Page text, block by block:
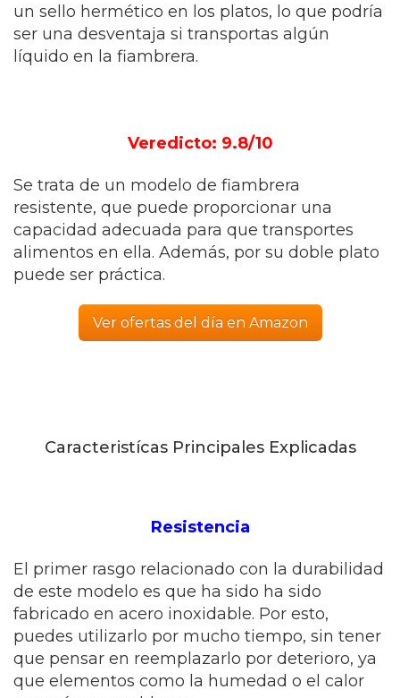
un sello hermético en los platos, lo que podría
ser una desventaja si transportas algún
líquido en la fiambrera.
Veredicto: 9.8/10
Se trata de un modelo de fiambrera
resistente, que puede proporcionar una
capacidad adecuada para que transportes
alimentos en ella. Además, por su doble plato
puede ser práctica.
Ver ofertas del día en Amazon
Caracteristícas Principales Explicadas
Resistencia
El primer rasgo relacionado con la durabilidad
de este modelo es que ha sido ha sido
fabricado en acero inoxidable. Por esto,
puedes utilizarlo por mucho tiempo, sin tener
que pensar en reemplazarlo por deterioro, ya
que elementos como la humedad o el calor